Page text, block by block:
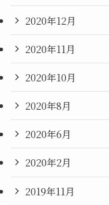
2020年12月
2020年11月
2020年10月
2020年8月
2020年6月
2020年2月
2019年11月